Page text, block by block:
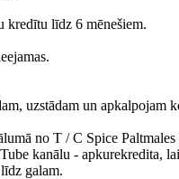
kredītu līdz 6 mēnešiem.
uzstādam un apkalpojam
no T / C Spice
kanālu - apkurekredita,
galam.